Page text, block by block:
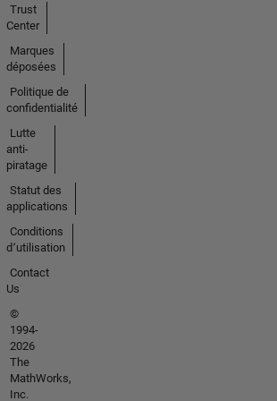
Trust
Center
Marques
déposées
Politique de
confidentialité
Lutte
anti-
piratage
Statut des
applications
Conditions
d՚utilisation
Contact
Us
©
1994-
2026
The
MathWorks,
Inc.